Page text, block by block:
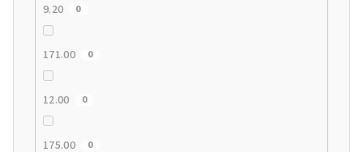
9.20 0
171.00 0
12.00 0
175.00 0